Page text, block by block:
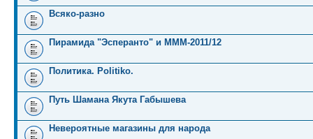
Всяко-разно
Пирамида "Эсперанто" и MMM-2011/12
Политика. Politiko.
Путь Шамана Якута Габышева
Невероятные магазины для народа